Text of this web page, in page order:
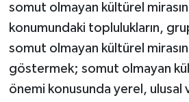
somut olmayan kültürel mirasın
konumundaki toplulukların,
somut olmayan kültürel
göstermek; somut olmayan
önemi konusunda yerel, ulusal